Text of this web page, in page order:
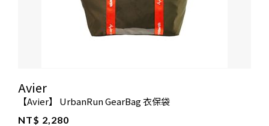
Avier
【Avier】 UrbanRun GearBag 衣保袋
NT$ 2,280